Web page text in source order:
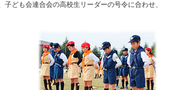
子ども会連合会の高校生リーダーの号令に合わせ、